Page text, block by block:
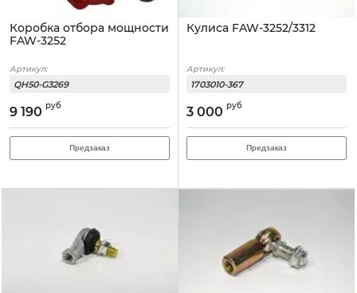
Коробка отбора мощности
FAW-3252
Артикул:
QH50-G3269
9 190 руб
Предзаказ
Кулиса FAW-3252/3312
Артикул:
1703010-367
3 000 руб
Предзаказ